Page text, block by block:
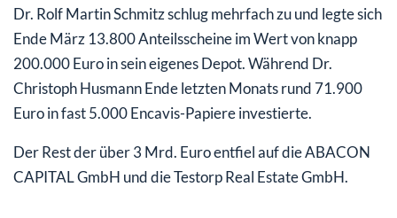
Dr. Rolf Martin Schmitz schlug mehrfach zu und legte sich
Ende März 13.800 Anteilsscheine im Wert von knapp
200.000 Euro in sein eigenes Depot. Während Dr.
Christoph Husmann Ende letzten Monats rund 71.900
Euro in fast 5.000 Encavis-Papiere investierte.
Der Rest der über 3 Mrd. Euro entfiel auf die ABACON
CAPITAL GmbH und die Testorp Real Estate GmbH.